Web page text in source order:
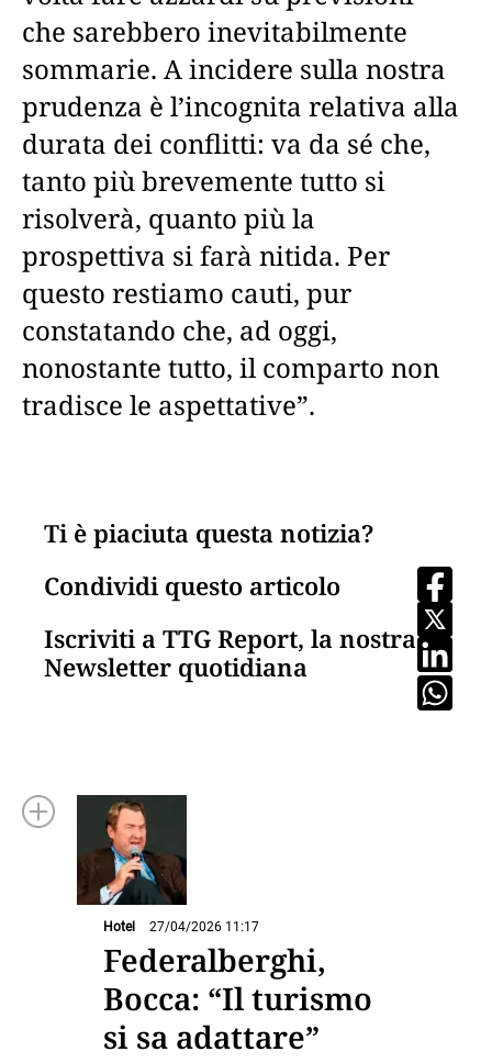
che sarebbero inevitabilmente
sommarie. A incidere sulla nostra
prudenza è l’incognita relativa alla
durata dei conflitti: va da sé che,
tanto più brevemente tutto si
risolverà, quanto più la
prospettiva si farà nitida. Per
questo restiamo cauti, pur
constatando che, ad oggi,
nonostante tutto, il comparto non
tradisce le aspettative”.
Ti è piaciuta questa notizia?
Condividi questo articolo
Iscriviti a TTG Report, la nostra
Newsletter quotidiana
Hotel 27/04/2026 11:17
Federalberghi,
Bocca: “Il turismo
si sa adattare”